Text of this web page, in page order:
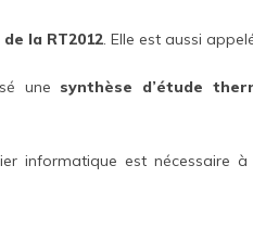
la RT2012. Elle est aussi
une synthèse d’étude
informatique est nécessaire